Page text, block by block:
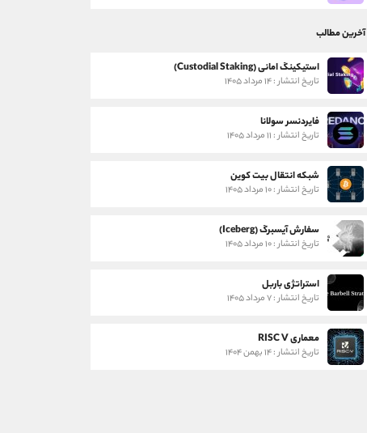
آخرین مطالب
استیکینگ امانی (Custodial Staking)
تاریخ انتشار : ۱۴ مرداد ۱۴۰۵
فایردنسر سولانا
تاریخ انتشار : ۱۱ مرداد ۱۴۰۵
شبکه انتقال بیت کوین
تاریخ انتشار : ۱۰ مرداد ۱۴۰۵
سفارش آیسبرگ (Iceberg)
تاریخ انتشار : ۱۰ مرداد ۱۴۰۵
استراتژی باربل
تاریخ انتشار : ۷ مرداد ۱۴۰۵
معماری RISC V
تاریخ انتشار : ۱۴ بهمن ۱۴۰۴